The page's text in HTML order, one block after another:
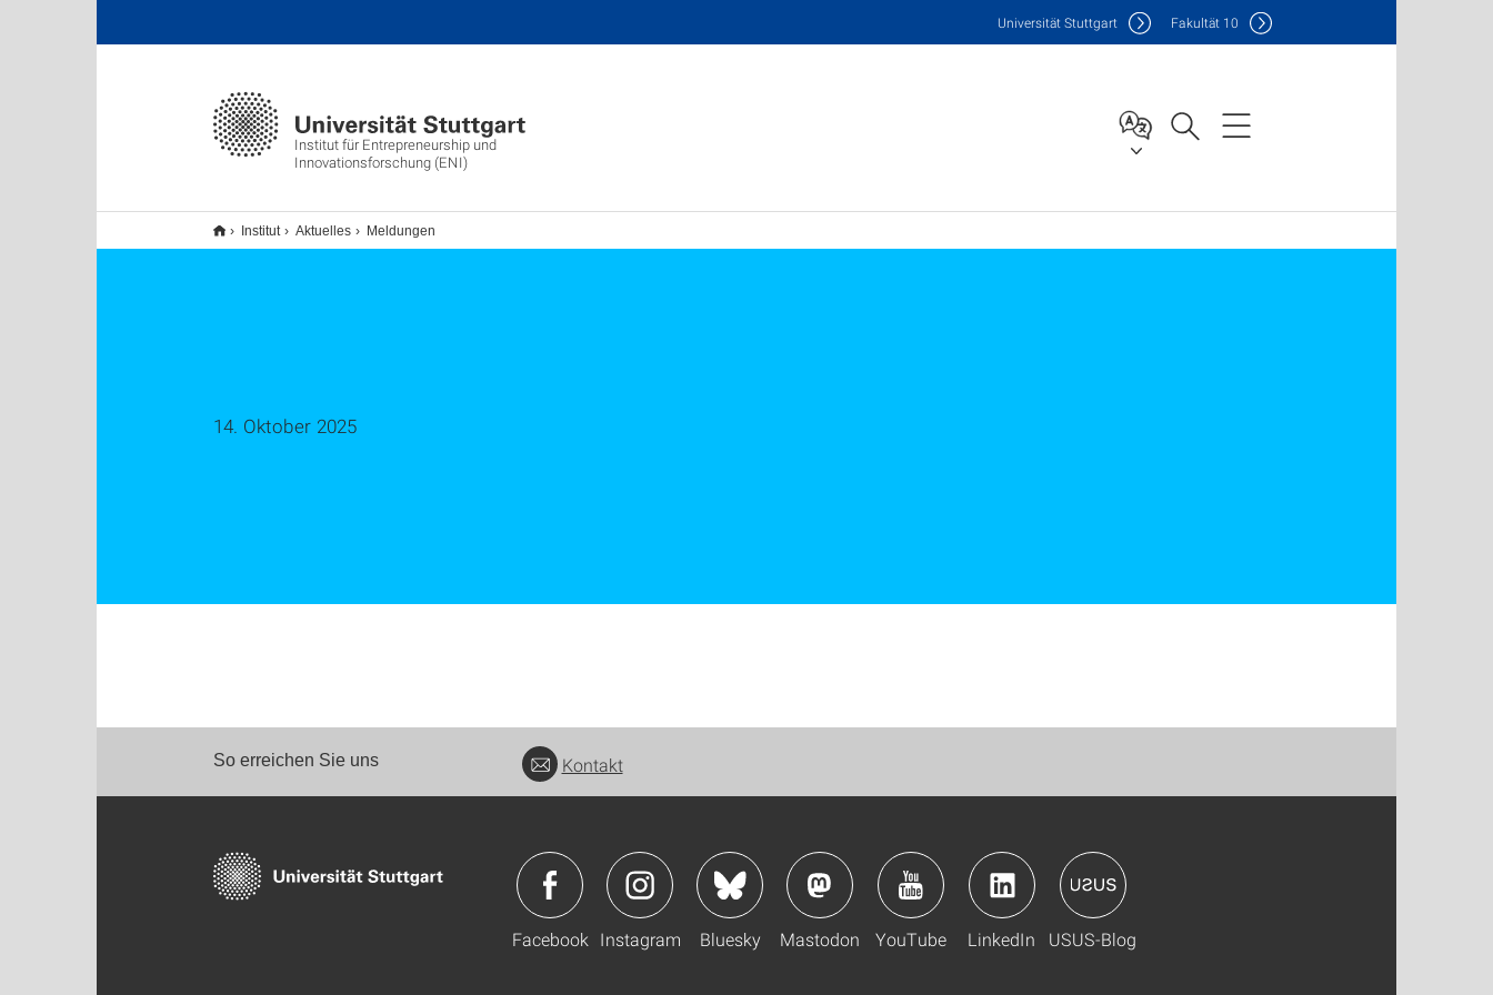
Institut für Entrepreneurship und
Innovationsforschung (ENI)
Universität Stuttgart Fakultät 10
Institut Aktuelles Meldungen
14. Oktober 2025
So erreichen Sie uns Kontakt
Facebook Instagram Bluesky Mastodon YouTube LinkedIn USUS-Blog